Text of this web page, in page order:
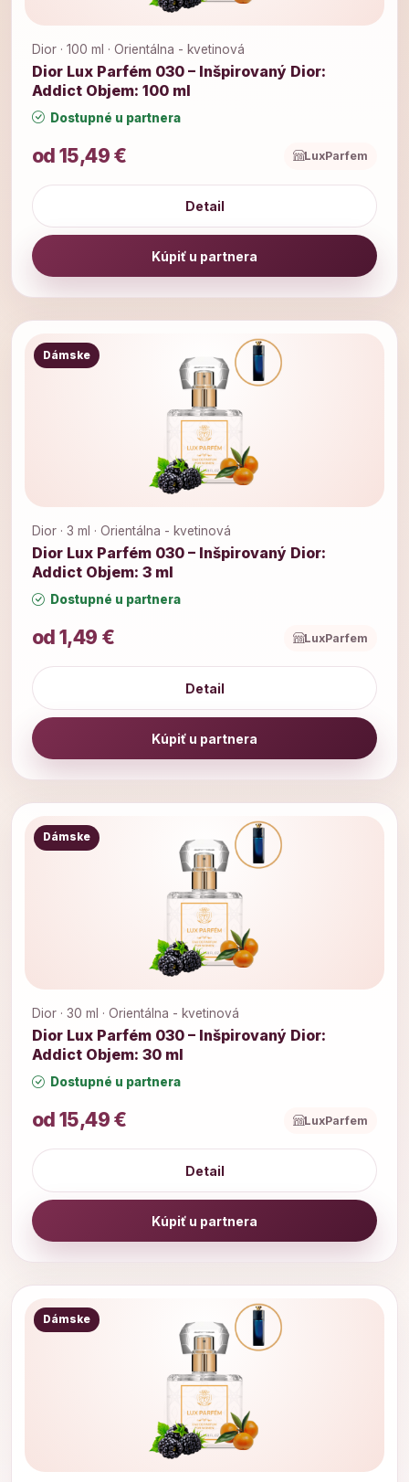
Dior · 100 ml · Orientálna - kvetinová
Dior Lux Parfém 030 – Inšpirovaný Dior:
Addict Objem: 100 ml
Dostupné u partnera
od 15,49 € LuxParfem
Detail
Kúpiť u partnera
Dámske
Dior · 3 ml · Orientálna - kvetinová
Dior Lux Parfém 030 – Inšpirovaný Dior:
Addict Objem: 3 ml
Dostupné u partnera
od 1,49 € LuxParfem
Detail
Kúpiť u partnera
Dámske
Dior · 30 ml · Orientálna - kvetinová
Dior Lux Parfém 030 – Inšpirovaný Dior:
Addict Objem: 30 ml
Dostupné u partnera
od 15,49 € LuxParfem
Detail
Kúpiť u partnera
Dámske